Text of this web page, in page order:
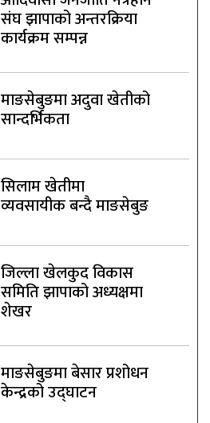
संघ झापाको अन्तरक्रिया
कार्यक्रम सम्पन्न
माङसेबुङमा अदुवा खेतीको
सान्दर्भिकता
सिलाम खेतीमा
व्यवसायीक बन्दै माङसेबुङ
जिल्ला खेलकुद विकास
समिति झापाको अध्यक्षमा
शेखर
माङसेबुङमा बेसार प्रशोधन
केन्द्रको उद्घाटन